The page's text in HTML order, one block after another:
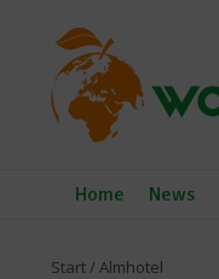
Home News
Start/ Almhotel